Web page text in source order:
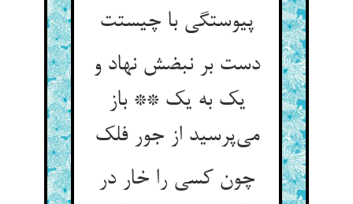
دست بر نبضش نهاد و
یک به یک ** باز
می‌‌پرسید از جور فلک‌‌
چون کسی را خار در